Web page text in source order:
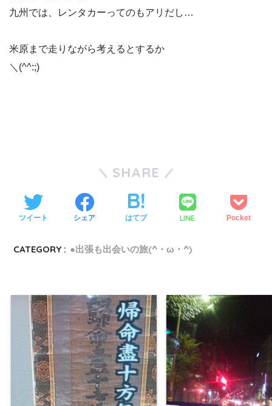
九州では、レンタカーってのもアリだし…
米原まで走りながら考えるとするか
＼(^^:;)
SHARE
ツイート シェア はてブ LINE Pocket
CATEGORY : ●出張も出会いの旅(^・ω・^)